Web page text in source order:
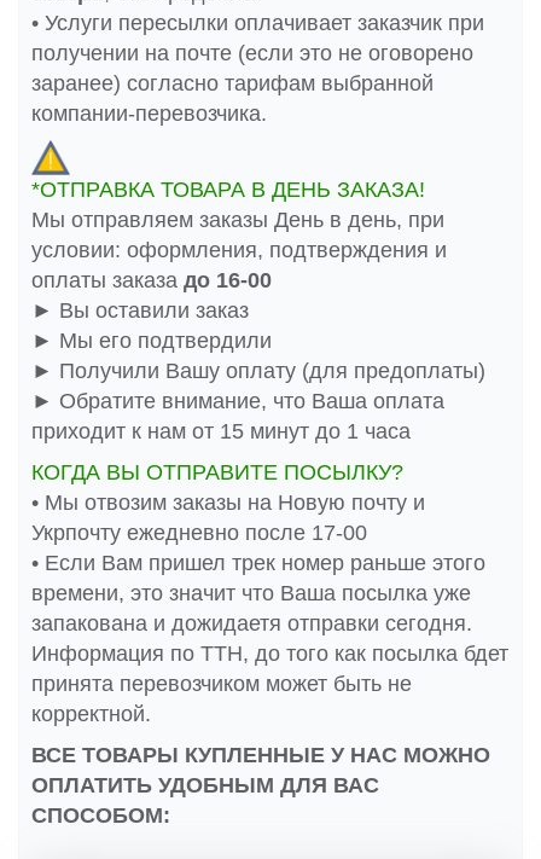
• Услуги пересылки оплачивает заказчик при
получении на почте (если это не оговорено
заранее) согласно тарифам выбранной
компании-перевозчика.
*ОТПРАВКА ТОВАРА В ДЕНЬ ЗАКАЗА!
Мы отправляем заказы День в день, при
условии: оформления, подтверждения и
оплаты заказа до 16-00
► Вы оставили заказ
► Мы его подтвердили
► Получили Вашу оплату (для предоплаты)
► Обратите внимание, что Ваша оплата
приходит к нам от 15 минут до 1 часа
КОГДА ВЫ ОТПРАВИТЕ ПОСЫЛКУ?
• Мы отвозим заказы на Новую почту и
Укрпочту ежедневно после 17-00
• Если Вам пришел трек номер раньше этого
времени, это значит что Ваша посылка уже
запакована и дожидаетя отправки сегодня.
Информация по ТТН, до того как посылка бдет
принята перевозчиком может быть не
корректной.
ВСЕ ТОВАРЫ КУПЛЕННЫЕ У НАС МОЖНО
ОПЛАТИТЬ УДОБНЫМ ДЛЯ ВАС
СПОСОБОМ: